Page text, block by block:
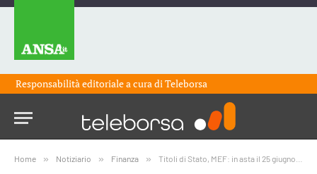
Responsabilità editoriale a cura diTeleborsa
Home » Notiziario » Finanza » Titoli di Stato, MEF: in asta il 25 giugno BOT a 6 mesi per 6 miliardi di euro